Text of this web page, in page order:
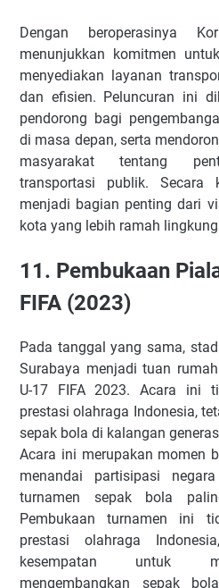
Dengan beroperasinya
menunjukkan komitmen
menyediakan layanan
dan efisien. Peluncuran ini
pendorong bagi
di masa depan, serta
masyarakat tentang
transportasi publik. Secara
menjadi bagian penting dari
kota yang lebih ramah
11. Pembukaan
FIFA (2023)
Pada tanggal yang sama,
Surabaya menjadi tuan
U-17 FIFA 2023. Acara ini
prestasi olahraga Indonesia,
sepak bola di kalangan
Acara ini merupakan momen
menandai partisipasi
turnamen sepak bola
Pembukaan turnamen ini
prestasi olahraga
kesempatan untuk
mengembangkan sepak